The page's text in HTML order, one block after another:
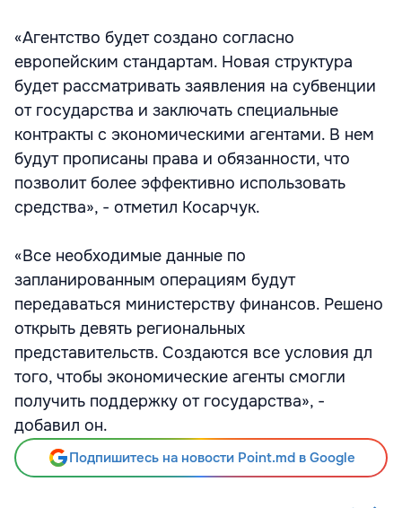
«Агентство будет создано согласно
европейским стандартам. Новая структура
будет рассматривать заявления на субвенции
от государства и заключать специальные
контракты с экономическими агентами. В нем
будут прописаны права и обязанности, что
позволит более эффективно использовать
средства», - отметил Косарчук.
«Все необходимые данные по
запланированным операциям будут
передаваться министерству финансов. Решено
открыть девять региональных
представительств. Создаются все условия дл
того, чтобы экономические агенты смогли
получить поддержку от государства», -
добавил он.
Подпишитесь на новости Point.md в Google